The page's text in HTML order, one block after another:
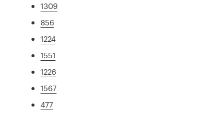
1309
856
1224
1551
1226
1567
477